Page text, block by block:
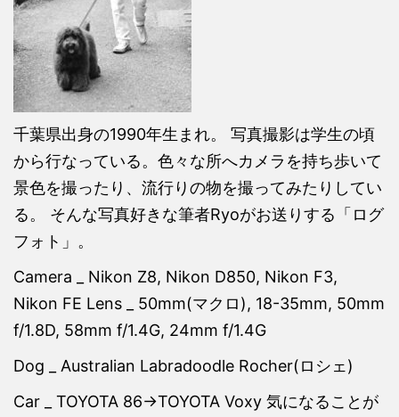
千葉県出身の1990年生まれ。 写真撮影は学生の頃
から行なっている。色々な所へカメラを持ち歩いて
景色を撮ったり、流行りの物を撮ってみたりしてい
る。 そんな写真好きな筆者Ryoがお送りする「ログ
フォト」。
Camera _ Nikon Z8, Nikon D850, Nikon F3,
Nikon FE Lens _ 50mm(マクロ), 18-35mm, 50mm
f/1.8D, 58mm f/1.4G, 24mm f/1.4G
Dog _ Australian Labradoodle Rocher(ロシェ)
Car _ TOYOTA 86→TOYOTA Voxy 気になることが